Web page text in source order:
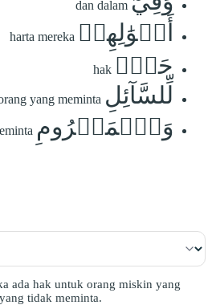
dan dalam
أَمۡوَٰلِهِمۡ harta mereka
حَقّٞ hak
لِّلسَّآئِلِ yang meminta
وَٱلۡمَحۡرُومِ
ada hak untuk orang miskin yang
tidak meminta.